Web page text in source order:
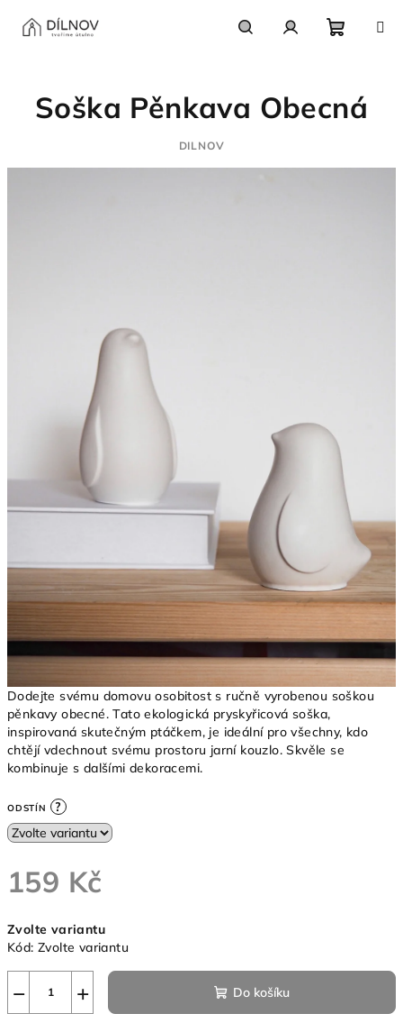
košík
Dodejte svému domovu osobitost s ručně vyrobenou soškou
pěnkavy obecné. Tato ekologická pryskyřicová soška,
inspirovaná skutečným ptáčkem, je ideální pro všechny, kdo
chtějí vdechnout svému prostoru jarní kouzlo. Skvěle se
kombinuje s dalšími dekoracemi.
ODSTÍN ?
159 Kč
cena:
Zvolte variantu
Kód: Zvolte variantu
+
− Do košíku
Soška Pěnkava Obecná
DILNOV